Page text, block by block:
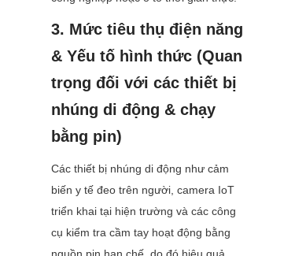
3. Mức tiêu thụ điện năng
& Yếu tố hình thức (Quan
trọng đối với các thiết bị
nhúng di động & chạy
bằng pin)
Các thiết bị nhúng di động như cảm
biến y tế đeo trên người, camera IoT
triển khai tại hiện trường và các công
cụ kiểm tra cầm tay hoạt động bằng